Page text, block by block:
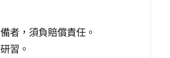
者，須負賠償責任。
習。